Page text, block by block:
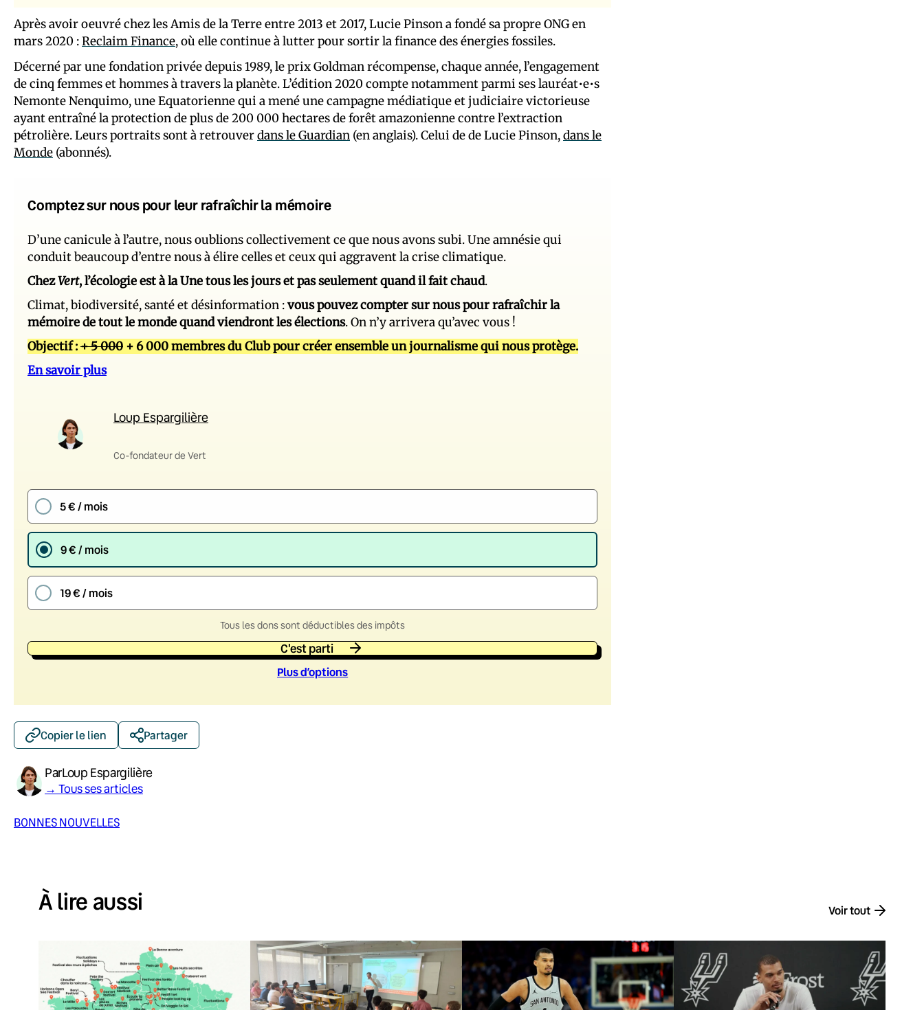
Après avoir oeuvré chez les Amis de la Terre entre 2013 et 2017, Lucie Pinson a fondé sa propre ONG en
mars 2020 :Reclaim Finance, où elle continue à lutter pour sortir la finance des énergies fossiles.
Décerné par une fondation privée depuis 1989, le prix Goldman récompense, chaque année, l’engagement
de cinq femmes et hommes à travers la planète. L’édition 2020 compte notamment parmi ses lauréat•e•s
Nemonte Nenquimo, une Equatorienne qui a mené une campagne médiatique et judiciaire victorieuse
ayant entraîné la protection de plus de 200 000 hectares de forêt amazonienne contre l’extraction
pétrolière. Leurs portraits sont à retrouverdans le Guardian (en anglais). Celui de de Lucie Pinson,dans le
Monde (abonnés).
Comptez sur nous pour leur rafraîchir la mémoire
D’une canicule à l’autre, nous oublions collectivement ce que nous avons subi. Une amnésie qui
conduit beaucoup d’entre nous à élire celles et ceux qui aggravent la crise climatique.
ChezVert, l’écologie est à la Une tous les jours et pas seulement quand il fait chaud.
Climat, biodiversité, santé et désinformation :vous pouvez compter sur nous pour rafraîchir la
mémoire de tout le monde quand viendront les élections. On n’y arrivera qu’avec vous !
Objectif :+ 5 000 + 6 000 membres du Club pour créer ensemble un journalisme qui nous protège.
En savoir plus
Loup Espargilière
Co-fondateur de Vert
5 € / mois
9 € / mois
19 € / mois
Tous les dons sont déductibles des impôts
C'est parti
Plus d’options
Copier le lien Partager
ParLoup Espargilière
→ Tous ses articles
BONNES NOUVELLES
À lire aussi Voir tout